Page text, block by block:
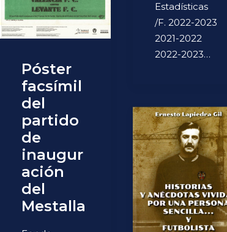
Póster
facsímil
del
partido
de
inaugur
ación
del
Mestalla
Estadísticas
/F. 2022-2023
2021-2022
2022-2023…